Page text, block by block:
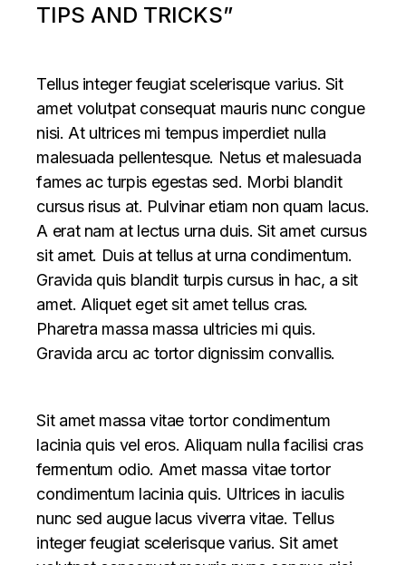
TIPS AND TRICKS”
Tellus integer feugiat scelerisque varius. Sit
amet volutpat consequat mauris nunc congue
nisi. At ultrices mi tempus imperdiet nulla
malesuada pellentesque. Netus et malesuada
fames ac turpis egestas sed. Morbi blandit
cursus risus at. Pulvinar etiam non quam lacus.
A erat nam at lectus urna duis. Sit amet cursus
sit amet. Duis at tellus at urna condimentum.
Gravida quis blandit turpis cursus in hac, a sit
amet. Aliquet eget sit amet tellus cras.
Pharetra massa massa ultricies mi quis.
Gravida arcu ac tortor dignissim convallis.
Sit amet massa vitae tortor condimentum
lacinia quis vel eros. Aliquam nulla facilisi cras
fermentum odio. Amet massa vitae tortor
condimentum lacinia quis. Ultrices in iaculis
nunc sed augue lacus viverra vitae. Tellus
integer feugiat scelerisque varius. Sit amet